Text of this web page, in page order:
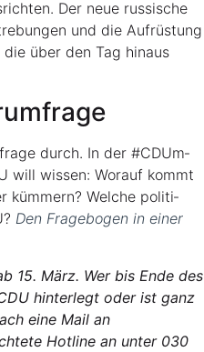
Der neue rus­si­sche
und die Auf­rüs­tung
über den Tag hin­aus
durch. In der #CDUm­
will wis­sen: Wor­auf kommt
küm­mern? Wel­che poli­ti­
Den Fra­ge­bo­gen in einer
15. März. Wer bis Ende des
hin­ter­legt oder ist ganz
eine Mail an
Hot­line an unter 030